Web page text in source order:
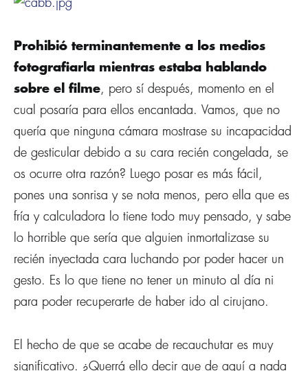
Prohibió terminantemente a los medios
fotografiarla mientras estaba hablando
sobre el filme, pero sí­ después, momento en el
cual posarí­a para ellos encantada. Vamos, que no
querí­a que ninguna cámara mostrase su incapacidad
de gesticular debido a su cara recién congelada, se
os ocurre otra razón? Luego posar es más fácil,
pones una sonrisa y se nota menos, pero ella que es
frí­a y calculadora lo tiene todo muy pensado, y sabe
lo horrible que serí­a que alguien inmortalizase su
recién inyectada cara luchando por poder hacer un
gesto. Es lo que tiene no tener un minuto al dí­a ni
para poder recuperarte de haber ido al cirujano.
El hecho de que se acabe de recauchutar es muy
significativo. ¿Querrá ello decir que de aquí­ a nada